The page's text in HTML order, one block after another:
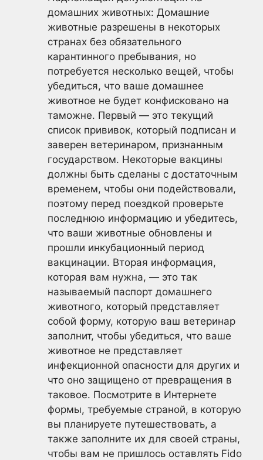
домашних животных: Домашние
животные разрешены в некоторых
странах без обязательного
карантинного пребывания, но
потребуется несколько вещей, чтобы
убедиться, что ваше домашнее
животное не будет конфисковано на
таможне. Первый — это текущий
список прививок, который подписан и
заверен ветеринаром, признанным
государством. Некоторые вакцины
должны быть сделаны с достаточным
временем, чтобы они подействовали,
поэтому перед поездкой проверьте
последнюю информацию и убедитесь,
что ваши животные обновлены и
прошли инкубационный период
вакцинации. Вторая информация,
которая вам нужна, — это так
называемый паспорт домашнего
животного, который представляет
собой форму, которую ваш ветеринар
заполнит, чтобы убедиться, что ваше
животное не представляет
инфекционной опасности для других и
что оно защищено от превращения в
таковое. Посмотрите в Интернете
формы, требуемые страной, в которую
вы планируете путешествовать, а
также заполните их для своей страны,
чтобы вам не пришлось оставлять Fido